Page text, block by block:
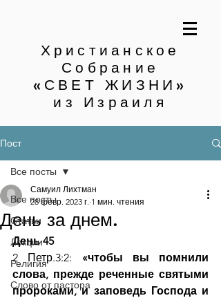
Христианское
Собрание
«СВЕТ ЖИЗНИ»
из Израиля
Пост
Все посты
Статьи
Лекции
Религия
Слово от пастора
Все посты
День за днем.
Самуил Лихтман
28 февр. 2023 г. 1 мин. чтения
День 45
2 Петр.3:2: «чтобы вы помнили
слова, прежде реченные святыми
пророками, и заповедь Господа и